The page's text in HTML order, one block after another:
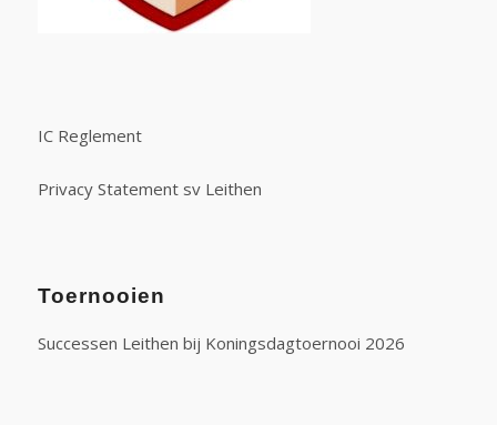
IC Reglement
Privacy Statement sv Leithen
Toernooien
Successen Leithen bij Koningsdagtoernooi 2026